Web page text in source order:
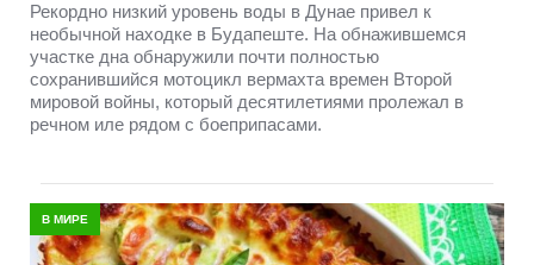
Рекордно низкий уровень воды в Дунае привел к
необычной находке в Будапеште. На обнажившемся
участке дна обнаружили почти полностью
сохранившийся мотоцикл вермахта времен Второй
мировой войны, который десятилетиями пролежал в
речном иле рядом с боеприпасами.
В МИРЕ